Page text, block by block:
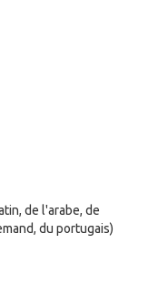
de l'arabe, de
du portugais)